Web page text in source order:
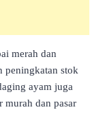
merah dan
peningkatan stok
ayam juga
murah dan pasar